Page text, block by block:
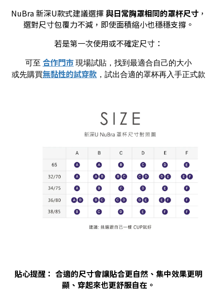
NuBra 新深U款式建議選擇與日常胸罩相同的罩杯尺寸，
選對尺寸包覆力不減，即使面積縮小也穩穩支撐。
若是第一次使用或不確定尺寸：
可至 合作門市 現場試貼，找到最適合自己的大小
或先購買無黏性的試穿款 ，試出合適的罩杯再入手正式款
貼心提醒： 合適的尺寸會讓貼合更自然、集中效果更明
顯、穿起來也更舒服自在。